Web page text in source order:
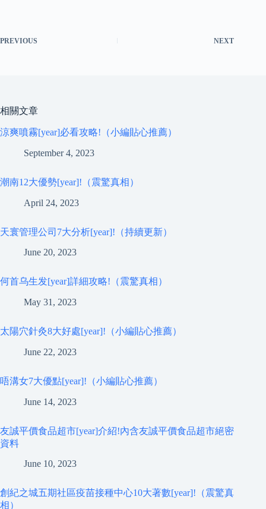
PREVIOUS NEXT
相關文章
涼爽噴霧[year]必看攻略!（小編貼心推薦）
September 4, 2023
潮南12大優勢[year]!（震驚真相）
April 24, 2023
天寰管理公司7大分析[year]!（持續更新）
June 20, 2023
何首乌生发[year]詳細攻略!（震驚真相）
May 31, 2023
太陽穴針灸8大好處[year]!（小編貼心推薦）
June 22, 2023
唔溝女7大優點[year]!（小編貼心推薦）
June 14, 2023
友誠平價食品超市[year]介紹!內含友誠平價食品超市絕密
資料
June 10, 2023
創紀之城五期社區疫苗接種中心10大著數[year]!（震驚真
相）